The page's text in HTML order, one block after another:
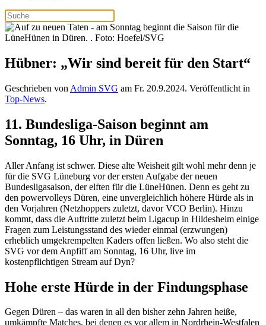
Hübner: „Wir sind bereit für den Start“
Geschrieben von Admin SVG am Fr. 20.9.2024. Veröffentlicht in
Top-News.
11. Bundesliga-Saison beginnt am
Sonntag, 16 Uhr, in Düren
Aller Anfang ist schwer. Diese alte Weisheit gilt wohl mehr denn je
für die SVG Lüneburg vor der ersten Aufgabe der neuen
Bundesligasaison, der elften für die LüneHünen. Denn es geht zu
den powervolleys Düren, eine unvergleichlich höhere Hürde als in
den Vorjahren (Netzhoppers zuletzt, davor VCO Berlin). Hinzu
kommt, dass die Auftritte zuletzt beim Ligacup in Hildesheim einige
Fragen zum Leistungsstand des wieder einmal (erzwungen)
erheblich umgekrempelten Kaders offen ließen. Wo also steht die
SVG vor dem Anpfiff am Sonntag, 16 Uhr, live im
kostenpflichtigen Stream auf Dyn?
Hohe erste Hürde in der Findungsphase
Gegen Düren – das waren in all den bisher zehn Jahren heiße,
umkämpfte Matches, bei denen es vor allem in Nordrhein-Westfalen